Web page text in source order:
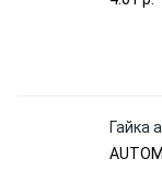
Гайка